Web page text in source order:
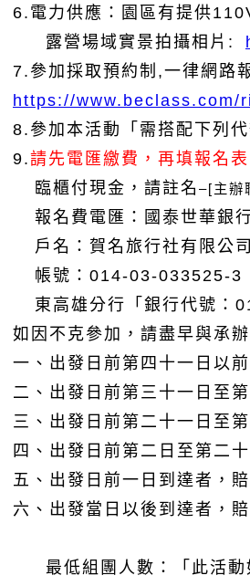
6. 電力供應：園區有提供
露營場域實景拍攝相片:
7. 參加採取預約制,一律網路
https://www.beclass.com/
8. 參加本活動「需搭配下列
9.請先電匯繳費，再填報名
臨櫃付現金，請註名 –[主辦
報名費電匯：國泰世華銀
戶名：賀名旅行社有限公司
帳號： 014-03-033525-3
東高雄分行「銀行代號：
如因不克參加，請盡早與承
一、出發日前第四十一日以
二、出發日前第三十一日至
三、出發日前第二十一日至
四、出發日前第二日至第二
五、出發日前一日到達者，
六、出發當日以後到達者，
最低組團人數：「此活動